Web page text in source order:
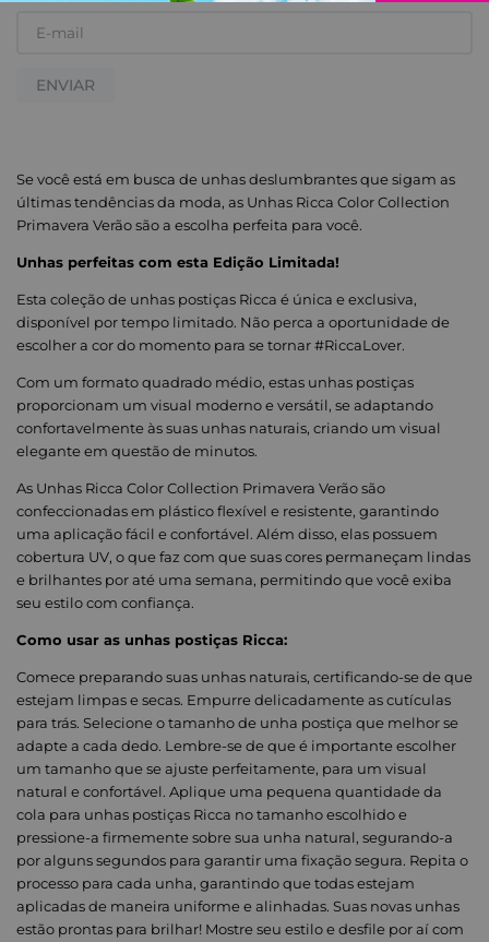
ENVIAR
Se você está em busca de unhas deslumbrantes que sigam as
últimas tendências da moda, as Unhas Ricca Color Collection
Primavera Verão são a escolha perfeita para você.
Unhas perfeitas com esta Edição Limitada!
Esta coleção de unhas postiças Ricca é única e exclusiva,
disponível por tempo limitado. Não perca a oportunidade de
escolher a cor do momento para se tornar #RiccaLover.
Com um formato quadrado médio, estas unhas postiças
proporcionam um visual moderno e versátil, se adaptando
confortavelmente às suas unhas naturais, criando um visual
elegante em questão de minutos.
As Unhas Ricca Color Collection Primavera Verão são
confeccionadas em plástico flexível e resistente, garantindo
uma aplicação fácil e confortável. Além disso, elas possuem
cobertura UV, o que faz com que suas cores permaneçam lindas
e brilhantes por até uma semana, permitindo que você exiba
seu estilo com confiança.
Como usar as unhas postiças Ricca:
Comece preparando suas unhas naturais, certificando-se de que
estejam limpas e secas. Empurre delicadamente as cutículas
para trás. Selecione o tamanho de unha postiça que melhor se
adapte a cada dedo. Lembre-se de que é importante escolher
um tamanho que se ajuste perfeitamente, para um visual
natural e confortável. Aplique uma pequena quantidade da
cola para unhas postiças Ricca no tamanho escolhido e
pressione-a firmemente sobre sua unha natural, segurando-a
por alguns segundos para garantir uma fixação segura. Repita o
processo para cada unha, garantindo que todas estejam
aplicadas de maneira uniforme e alinhadas. Suas novas unhas
estão prontas para brilhar! Mostre seu estilo e desfile por aí com